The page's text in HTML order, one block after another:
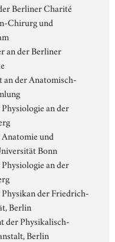
Berliner Charité
Chirurg und
an der Berliner
an der Anatomisch-
an der
und
Bonn
an der
der Friedrich-
Berlin
der Physikalisch-
Berlin